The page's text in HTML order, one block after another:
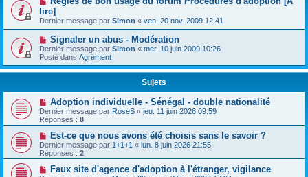
lire]
Dernier message par Simon « ven. 20 nov. 2009 12:41
Signaler un abus - Modération
Dernier message par Simon « mer. 10 juin 2009 10:26
Posté dans Agrément
Sujets
Adoption individuelle - Sénégal - double nationalité
Dernier message par RoseS « jeu. 11 juin 2026 09:59
Réponses : 8
Est-ce que nous avons été choisis sans le savoir ?
Dernier message par 1+1+1 « lun. 8 juin 2026 21:55
Réponses : 2
Faux site d'agence d'adoption à l'étranger, vigilance